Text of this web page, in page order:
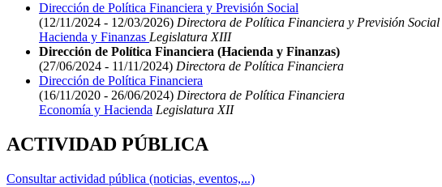
Dirección de Política Financiera y Previsión Social
(12/11/2024 - 12/03/2026) Directora de Política Financiera y Previsión Social
Hacienda y Finanzas Legislatura XIII
Dirección de Política Financiera (Hacienda y Finanzas)
(27/06/2024 - 11/11/2024) Directora de Política Financiera
Dirección de Política Financiera
(16/11/2020 - 26/06/2024) Directora de Política Financiera
Economía y Hacienda Legislatura XII
ACTIVIDAD PÚBLICA
Consultar actividad pública (noticias, eventos,...)